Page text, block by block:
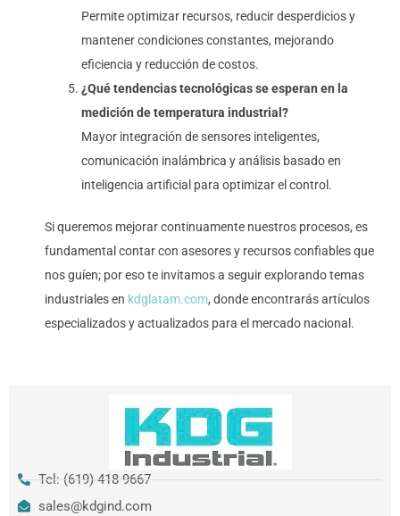
Permite optimizar recursos, reducir desperdicios y
mantener condiciones constantes, mejorando
eficiencia y reducción de costos.
¿Qué tendencias tecnológicas se esperan en la
medición de temperatura industrial?
Mayor integración de sensores inteligentes,
comunicación inalámbrica y análisis basado en
inteligencia artificial para optimizar el control.
Si queremos mejorar continuamente nuestros procesos, es
fundamental contar con asesores y recursos confiables que
nos guíen; por eso te invitamos a seguir explorando temas
industriales en kdglatam.com, donde encontrarás artículos
especializados y actualizados para el mercado nacional.
Tel: (619) 418-9667
sales@kdgind.com